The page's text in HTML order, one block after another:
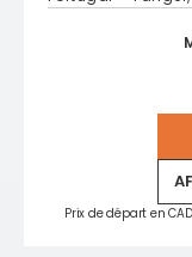
Prix de départ en